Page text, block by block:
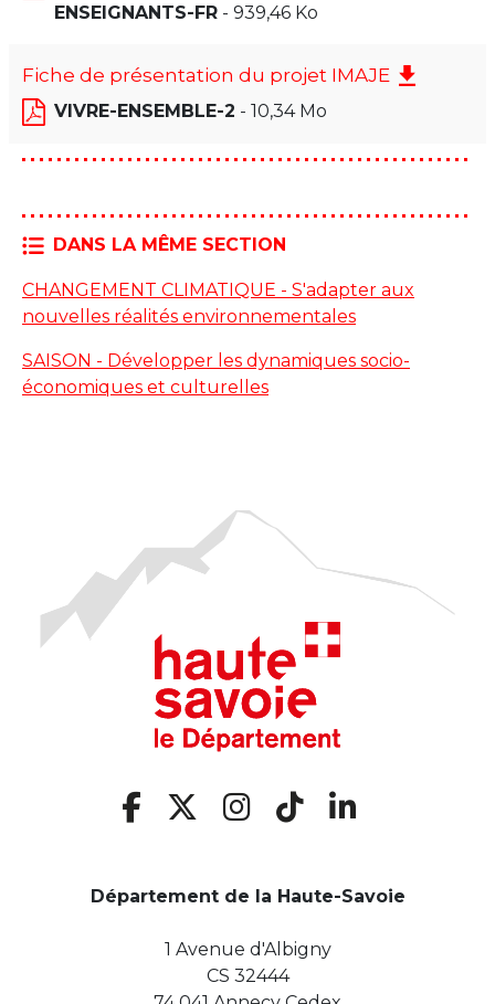
ENSEIGNANTS-FR - 939,46 Ko
Fiche de présentation du projet IMAJE
VIVRE-ENSEMBLE-2 - 10,34 Mo
DANS LA MÊME SECTION
CHANGEMENT CLIMATIQUE - S'adapter aux
nouvelles réalités environnementales
SAISON - Développer les dynamiques socio-
économiques et culturelles
Département de la Haute-Savoie
1 Avenue d'Albigny
CS 32444